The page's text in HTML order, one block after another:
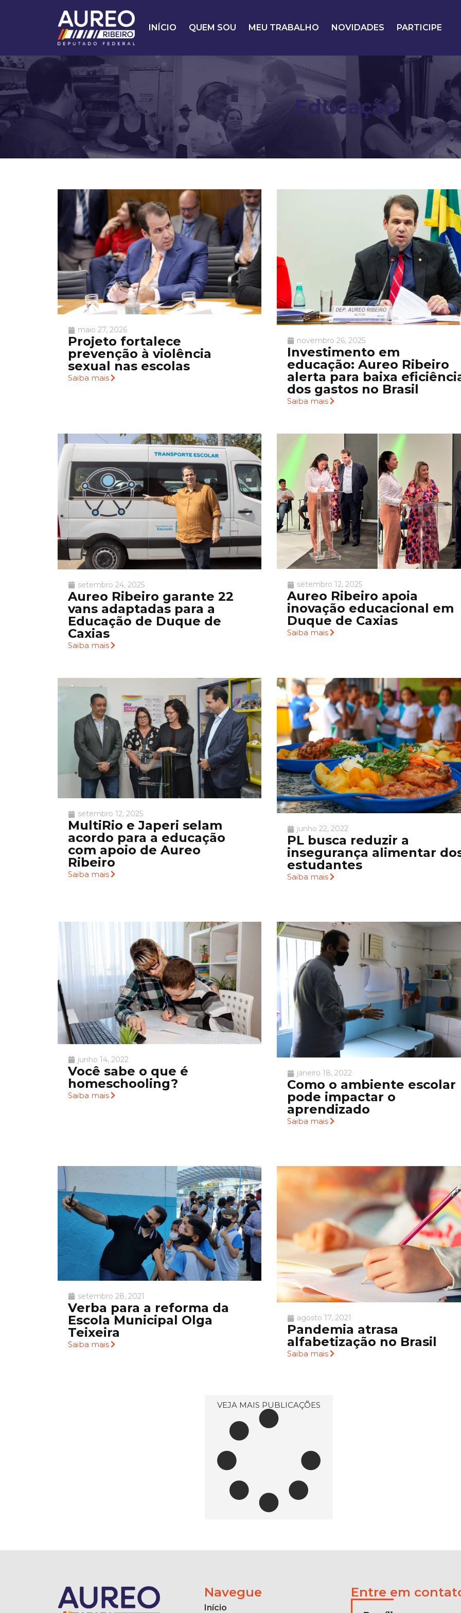
INÍCIO QUEM SOU MEU TRABALHO NOVIDADES PARTICIPE
Educação
maio 27, 2026
Projeto fortalece
prevenção à violência
sexual nas escolas
Saiba mais
novembro 26, 2025
Investimento em
educação: Aureo Ribeiro
alerta para baixa
dos gastos no Brasil
Saiba mais
setembro 24, 2025
Aureo Ribeiro garante 22
vans adaptadas para a
Educação de Duque de
Caxias
Saiba mais
setembro 12, 2025
Aureo Ribeiro apoia
inovação educacional em
Duque de Caxias
Saiba mais
setembro 12, 2025
MultiRio e Japeri selam
acordo para a educação
com apoio de Aureo
Ribeiro
Saiba mais
junho 22, 2022
PL busca reduzir a
insegurança alimentar
estudantes
Saiba mais
junho 14, 2022
Você sabe o que é
homeschooling?
Saiba mais
janeiro 18, 2022
Como o ambiente escolar
pode impactar o
aprendizado
Saiba mais
setembro 28, 2021
Verba para a reforma da
Escola Municipal Olga
Teixeira
Saiba mais
agosto 17, 2021
Pandemia atrasa
alfabetização no Brasil
Saiba mais
VEJA MAIS PUBLICAÇÕES
Navegue
Início
Entre em